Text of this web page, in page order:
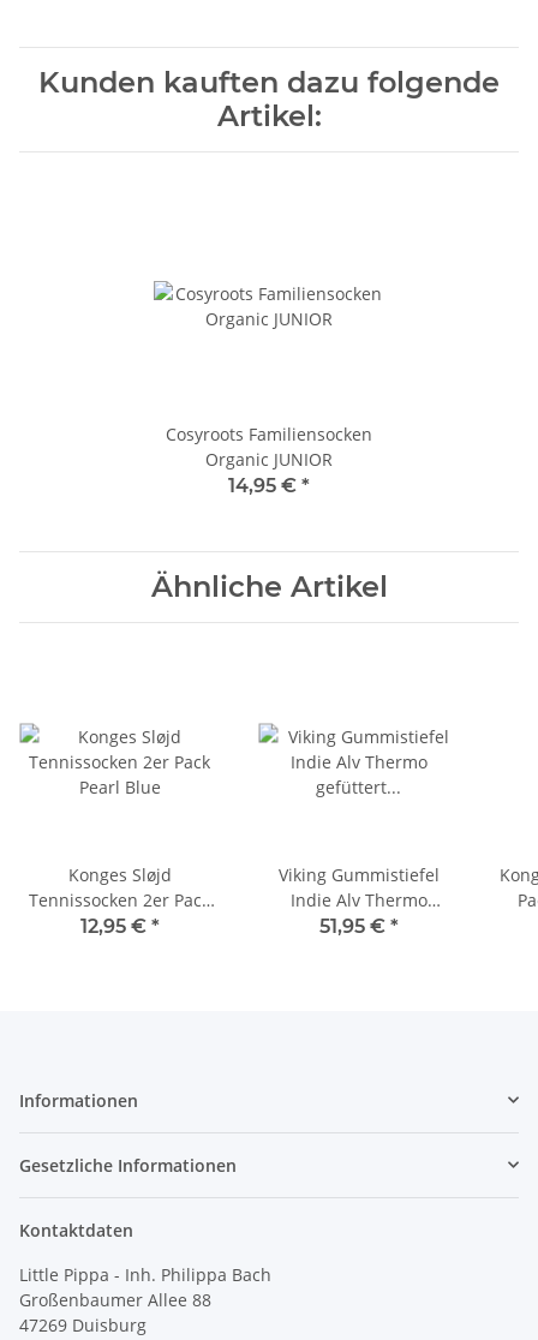
Kunden kauften dazu folgende
Artikel:
Cosyroots Familiensocken
Organic JUNIOR
14,95 € *
Ähnliche Artikel
Konges Sløjd
Tennissocken 2er Pack
Pearl Blue
12,95 € *
Viking Gummistiefel
Indie Alv Thermo
gefüttert
51,95 € *
Informationen
Gesetzliche Informationen
Kontaktdaten
Little Pippa - Inh. Philippa Bach
Großenbaumer Allee 88
47269 Duisburg